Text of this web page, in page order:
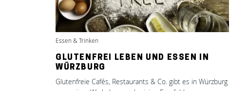
Essen & Trinken
GLUTENFREI LEBEN UND ESSEN IN
WÜRZBURG
Glutenfreie Cafés, Restaurants & Co. gibt es in Würzburg